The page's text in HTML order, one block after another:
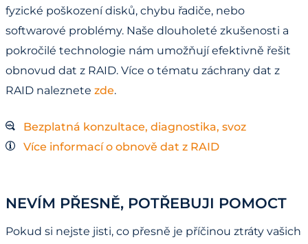
fyzické poškození disků, chybu řadiče, nebo
softwarové problémy. Naše dlouholeté zkušenosti a
pokročilé technologie nám umožňují efektivně řešit
obnovud dat z RAID. Více o tématu záchrany dat z
RAID naleznete zde.
Bezplatná konzultace, diagnostika, svoz
Více informací o obnově dat z RAID
NEVÍM PŘESNĚ, POTŘEBUJI POMOCT
Pokud si nejste jisti, co přesně je příčinou ztráty vašich